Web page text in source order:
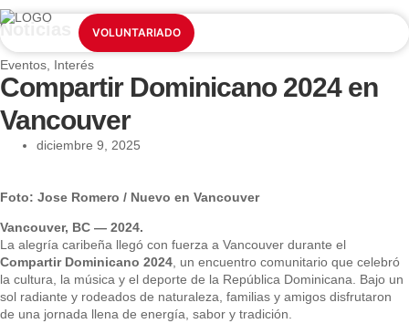
VOLUNTARIADO
Noticias
Eventos Interés
Compartir Dominicano 2024 en
Vancouver
diciembre 9, 2025
Foto: Jose Romero / Nuevo en Vancouver
Vancouver, BC — 2024.
La alegría caribeña llegó con fuerza a Vancouver durante el
Compartir Dominicano 2024, un encuentro comunitario que celebró
la cultura, la música y el deporte de la República Dominicana. Bajo un
sol radiante y rodeados de naturaleza, familias y amigos disfrutaron
de una jornada llena de energía, sabor y tradición.